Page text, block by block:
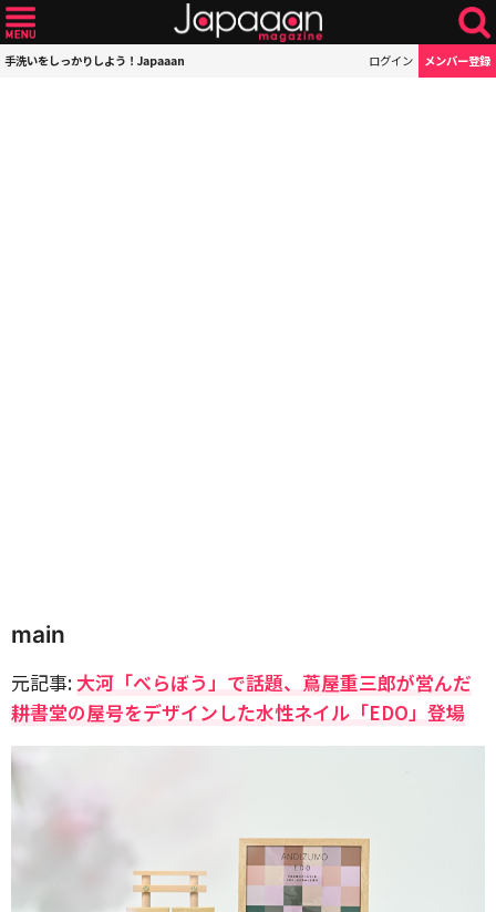
手洗いをしっかりしよう！Japaaan ログイン メンバー登録
main
元記事:大河「べらぼう」で話題、蔦屋重三郎が営んだ
耕書堂の屋号をデザインした水性ネイル「EDO」登場